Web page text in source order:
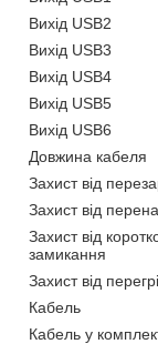
Вихід USB2
Вихід USB3
Вихід USB4
Вихід USB5
Вихід USB6
Довжина кабеля
Захист від
Захист від
Захист від
замикання
Захист від
Кабель
Кабель у